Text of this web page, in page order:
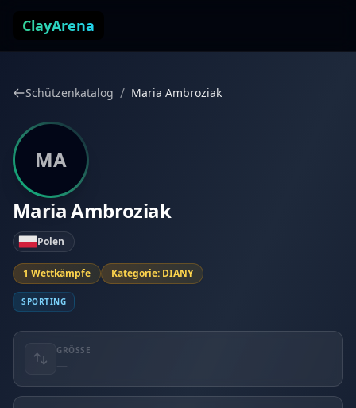
ClayArena
Schützenkatalog / Maria Ambroziak
MA
Maria Ambroziak
Polen
1 Wettkämpfe Kategorie: DIANY
SPORTING
GRÖSSE
—